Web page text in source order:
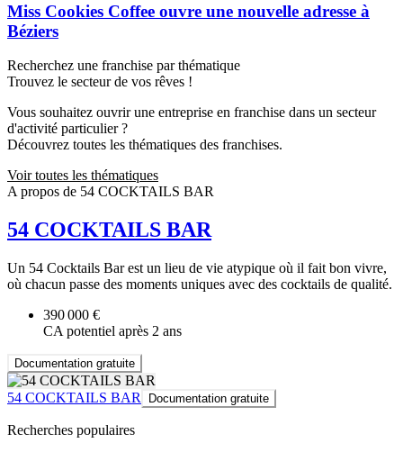
Miss Cookies Coffee ouvre une nouvelle adresse à
Béziers
Recherchez une franchise par thématique
Trouvez le secteur de vos rêves !
Vous souhaitez ouvrir une entreprise en franchise dans un secteur
d'activité particulier ?
Découvrez toutes les thématiques des franchises.
Voir toutes les thématiques
A propos de 54 COCKTAILS BAR
54 COCKTAILS BAR
Un 54 Cocktails Bar est un lieu de vie atypique où il fait bon vivre,
où chacun passe des moments uniques avec des cocktails de qualité.
390 000 €
CA potentiel après 2 ans
Documentation gratuite
54 COCKTAILS BAR Documentation gratuite
Recherches populaires